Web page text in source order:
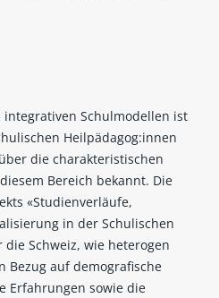
Schulmodellen ist
Heilpädagog:innen
die charakteristischen
Bereich bekannt. Die
«Studienverläufe,
in der Schulischen
die Schweiz, wie heterogen
Bezug auf demografische
Erfahrungen sowie die